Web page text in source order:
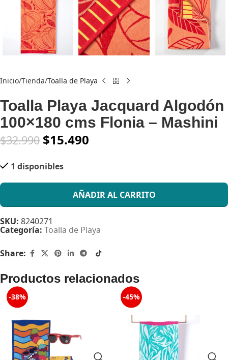
Inicio Tienda Toalla de Playa
Toalla Playa Jacquard Algodón
100×180 cms Flonia – Mashini
$32.990 $15.490
1 disponibles
AÑADIR AL CARRITO
SKU: 8240271
Categoría: Toalla de Playa
Share:
Productos relacionados
-38% -45%